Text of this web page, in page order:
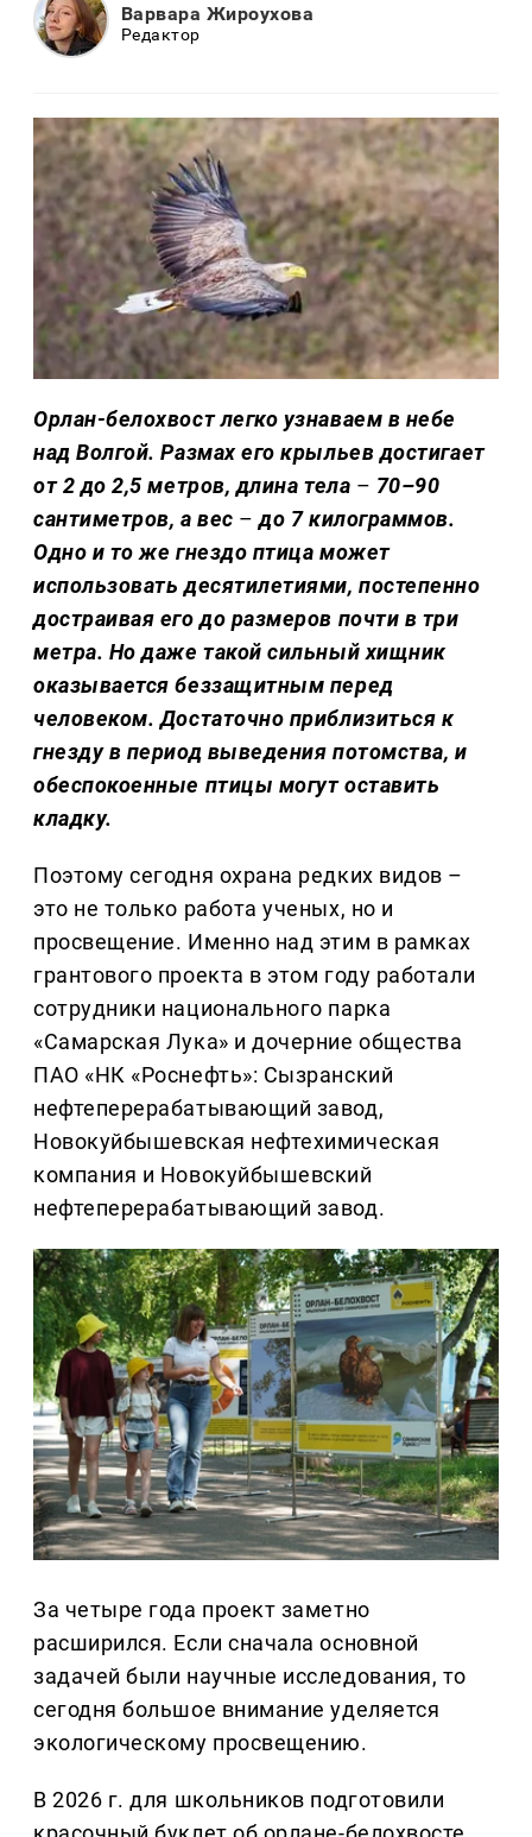
Варвара Жироухова
Редактор
Орлан-белохвост легко узнаваем в небе
над Волгой. Размах его крыльев достигает
от 2 до 2,5 метров, длина тела – 70–90
сантиметров, а вес – до 7 килограммов.
Одно и то же гнездо птица может
использовать десятилетиями, постепенно
достраивая его до размеров почти в три
метра. Но даже такой сильный хищник
оказывается беззащитным перед
человеком. Достаточно приблизиться к
гнезду в период выведения потомства, и
обеспокоенные птицы могут оставить
кладку.
Поэтому сегодня охрана редких видов –
это не только работа ученых, но и
просвещение. Именно над этим в рамках
грантового проекта в этом году работали
сотрудники национального парка
«Самарская Лука» и дочерние общества
ПАО «НК «Роснефть»: Сызранский
нефтеперерабатывающий завод,
Новокуйбышевская нефтехимическая
компания и Новокуйбышевский
нефтеперерабатывающий завод.
За четыре года проект заметно
расширился. Если сначала основной
задачей были научные исследования, то
сегодня большое внимание уделяется
экологическому просвещению.
В 2026 г. для школьников подготовили